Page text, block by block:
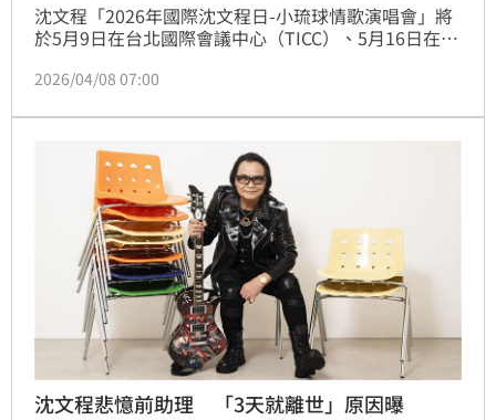
沈文程「2026年國際沈文程日-小琉球情歌演唱會」將
於5月9日在台北國際會議中心（TICC）、5月16日在台
他，昨（7）日出席演唱會記者會，分享過去撞鬼經
2026/04/08 07:00
沈文程悲憶前助理 「3天就離世」原因曝